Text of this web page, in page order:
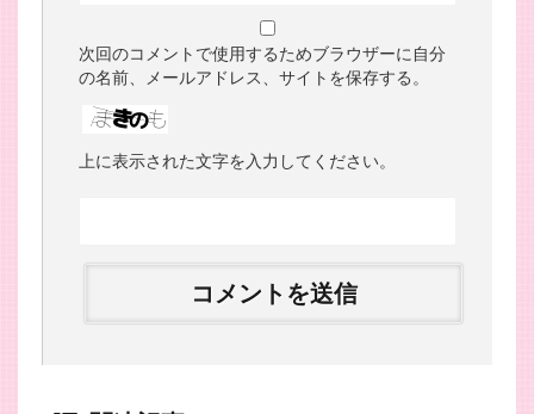
次回のコメントで使用するためブラウザーに自分
の名前、メールアドレス、サイトを保存する。
上に表示された文字を入力してください。